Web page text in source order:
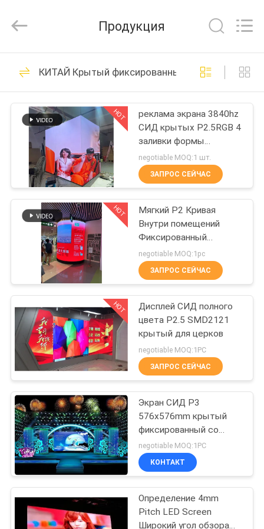
ДОМ
ПРОДУКТЫ
ШОУ
ПУТЕШЕСТВИЕ
ФАБРИКИ
ПРОВЕРКА
КАЧЕСТВА
СВЯЖИТЕСЬ
МЫ
НОВОСТИ
СПРОСИТЕ
ЦИТАТУ
LED
Co.,Ltd.
Reserved.
Знаки дисплея
окна СИД
61
На открытом
воздухе знаки
СИД цифров
59
Знаки СИД
памятника
Programmable
перечисляя знаки
СИД
Продукция
КИТАЙ Крытый фиксированный экран СИД
HOT
реклама экрана 3840hz
СИД крытых P2.5RGB 4
заливки формы
640x480 сторон шкафа
большая
negotiable MOQ:1 шт.
ЗАПРОС СЕЙЧАС
HOT
Мягкий P2 Кривая
Внутри помещений
Фиксированный
светодиодный экран
Цилиндр Стены В ТР
Реклама
negotiable MOQ:1pc
ЗАПРОС СЕЙЧАС
HOT
Дисплей СИД полного
цвета P2.5 SMD2121
крытый для церков
negotiable MOQ:1PC
ЗАПРОС СЕЙЧАС
Экран СИД P3
576x576mm крытый
фиксированный со
стеной Kystar видео-
negotiable MOQ:1PC
КОНТАКТ
Определение 4mm
Pitch LED Screen
Широкий угол обзора